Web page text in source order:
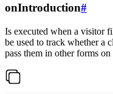
onIntroduction#
Is executed when a visitor
be used to track whether a
pass them in other forms on